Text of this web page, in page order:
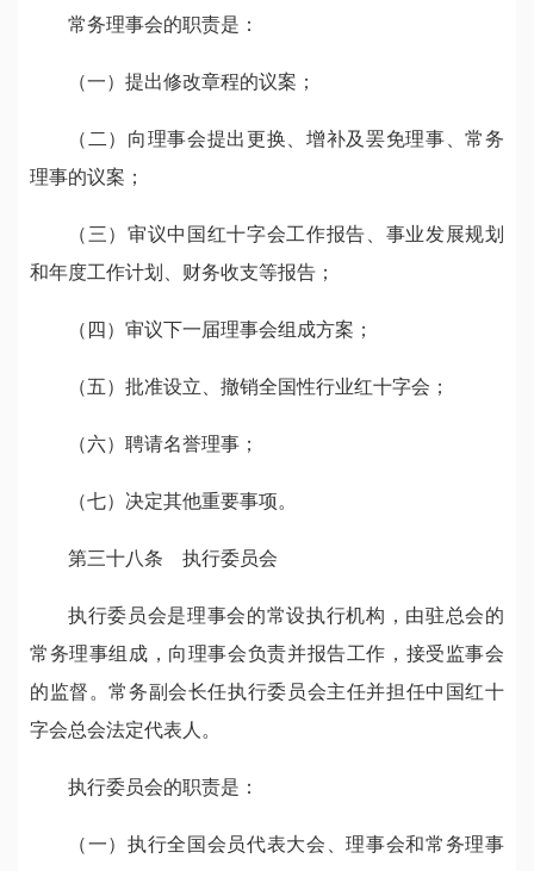
常务理事会的职责是：
（一）提出修改章程的议案；
（二）向理事会提出更换、增补及罢免理事、常务
理事的议案；
（三）审议中国红十字会工作报告、事业发展规划
和年度工作计划、财务收支等报告；
（四）审议下一届理事会组成方案；
（五）批准设立、撤销全国性行业红十字会；
（六）聘请名誉理事；
（七）决定其他重要事项。
第三十八条 执行委员会
执行委员会是理事会的常设执行机构，由驻总会的
常务理事组成，向理事会负责并报告工作，接受监事会
的监督。常务副会长任执行委员会主任并担任中国红十
字会总会法定代表人。
执行委员会的职责是：
（一）执行全国会员代表大会、理事会和常务理事